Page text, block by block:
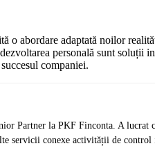
o abordare adaptată noilor
personală sunt
companiei.
Partner la PKF Finconta. A
servicii conexe activității de